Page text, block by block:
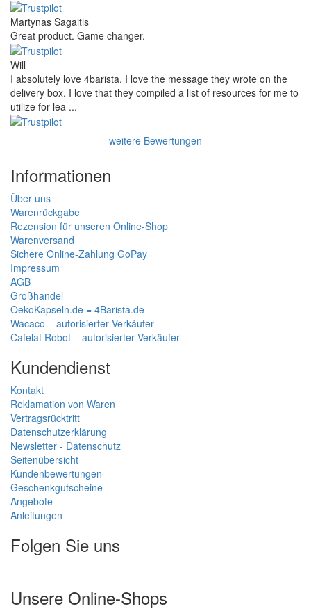
Martynas Sagaitis
Great product. Game changer.
Will
I absolutely love 4barista. I love the message they wrote on the
delivery box. I love that they compiled a list of resources for me to
utilize for lea ...
weitere Bewertungen
Informationen
Über uns
Warenrückgabe
Rezension für unseren Online-Shop
Warenversand
Sichere Online-Zahlung GoPay
Impressum
AGB
Großhandel
OekoKapseln.de = 4Barista.de
Wacaco – autorisierter Verkäufer
Cafelat Robot – autorisierter Verkäufer
Kundendienst
Kontakt
Reklamation von Waren
Vertragsrücktritt
Datenschutzerklärung
Newsletter - Datenschutz
Seitenübersicht
Kundenbewertungen
Geschenkgutscheine
Angebote
Anleitungen
Folgen Sie uns
Unsere Online-Shops